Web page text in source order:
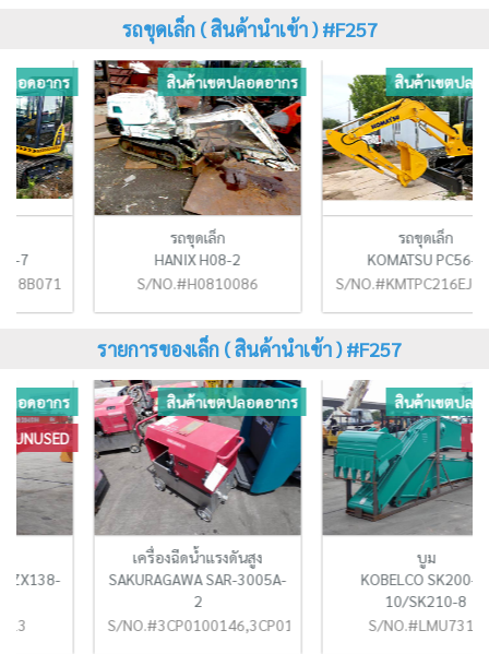
รถขุดเล็ก ( สินค้านำเข้า ) #F257
สินค้าเขตปลอดอากร
HANIX H08-2
S/NO.#H0810086
สินค้าเขตปลอดอากร
KOMATSU PC56-7
S/NO.#KMTPC216EJQB15215
รายการของเล็ก ( สินค้านำเข้า ) #F257
สินค้าเขตปลอดอากร
เครื่องฉีดน้ำแรงดันสูง
SAKURAGAWA SAR-3005A-
S/NO.#3CP0100146,3CP0100475
สินค้าเขตปลอดอากร
UNUSED
KOBELCO SK200-8-
10/SK210-8
S/NO.#LMU7310